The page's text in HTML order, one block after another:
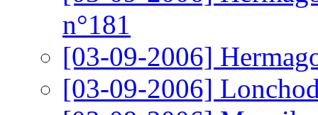
n°181
[03-09-2006]
[03-09-2006]